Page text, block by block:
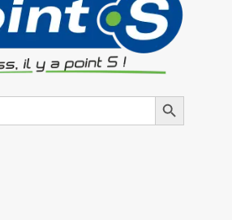
Search Button